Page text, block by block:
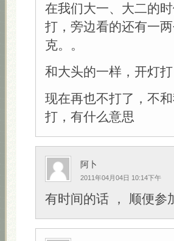
在我们大一、大二的
打，旁边看的还有一
克。。
和大头的一样，开灯
现在再也不打了，不
打，有什么意思
阿卜
2011年04月04日 10:14下午
有时间的话 ， 顺便参